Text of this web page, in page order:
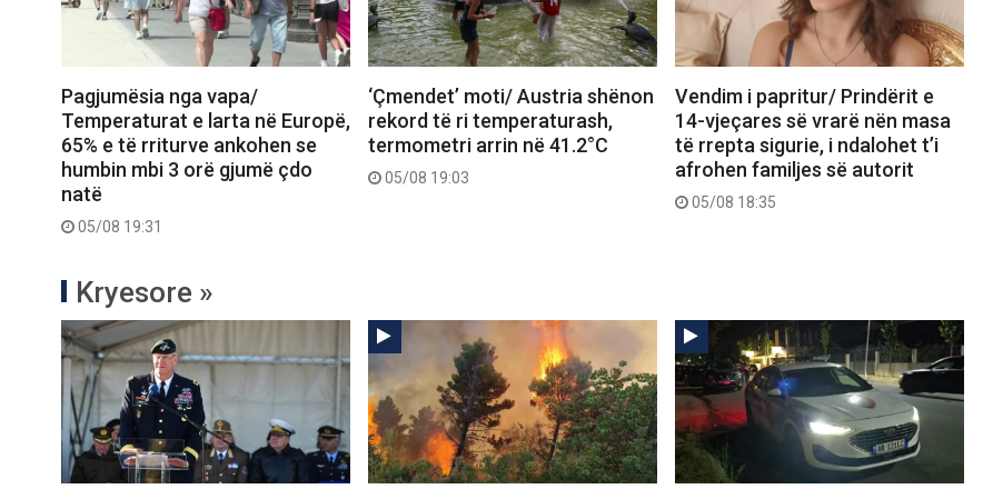
Pagjumësia nga vapa/
Temperaturat e larta në Europë,
65% e të rriturve ankohen se
humbin mbi 3 orë gjumë çdo
natë
05/08 19:31
‘Çmendet’ moti/ Austria shënon
rekord të ri temperaturash,
termometri arrin në 41.2°C
05/08 19:03
Vendim i papritur/ Prindërit e
14-vjeçares së vrarë nën masa
të rrepta sigurie, i ndalohet t’i
afrohen familjes së autorit
05/08 18:35
Kryesore »